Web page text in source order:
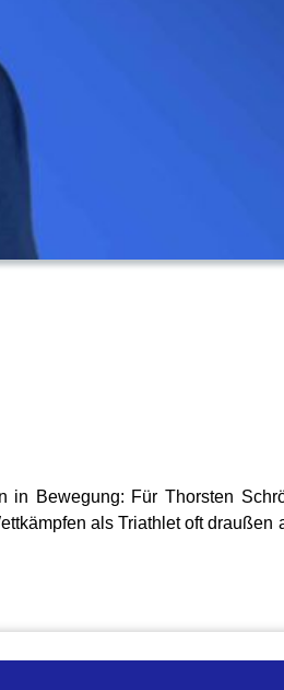
in Bewegung: Für Thorsten
als Triathlet oft draußen